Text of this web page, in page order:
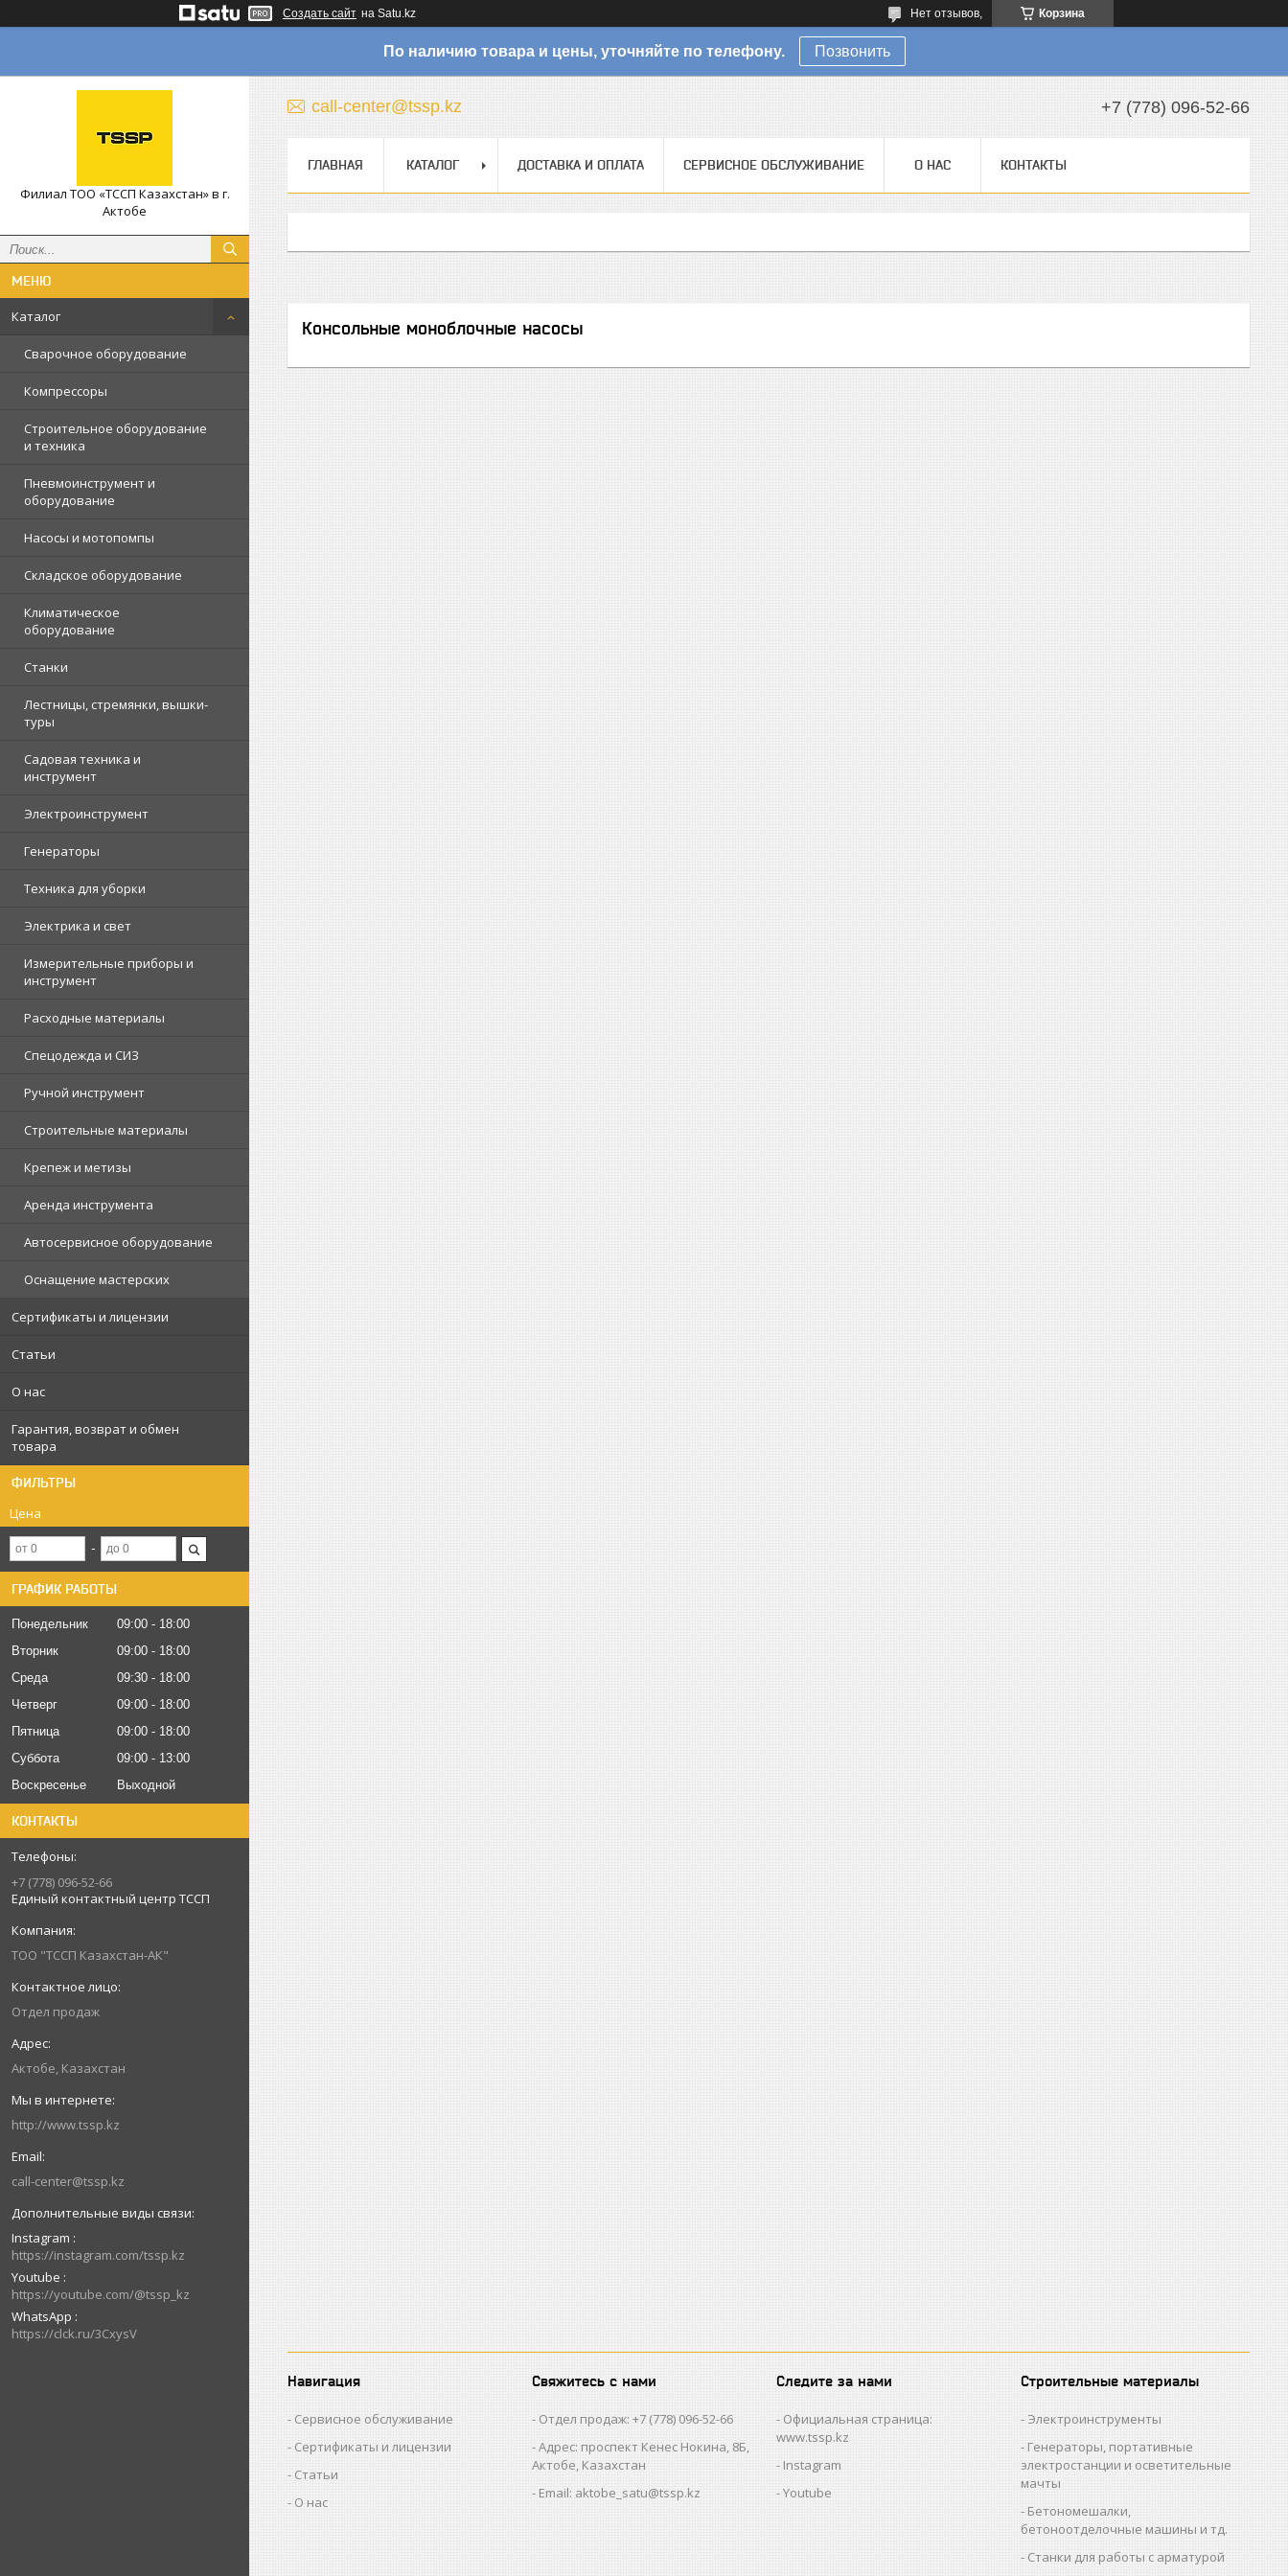
Создать сайт на Satu.kz Корзина
Нет отзывов,
По наличию товара и цены, уточняйте по телефону. Позвонить
Филиал ТОО «ТССП Казахстан» в г.
Актобе
Каталог
Сварочное оборудование
Компрессоры
Строительное оборудование
и техника
Пневмоинструмент и
оборудование
Насосы и мотопомпы
Складское оборудование
Климатическое
оборудование
Станки
Лестницы, стремянки, вышки-
туры
Садовая техника и
инструмент
Электроинструмент
Генераторы
Техника для уборки
Электрика и свет
Измерительные приборы и
инструмент
Расходные материалы
Спецодежда и СИЗ
Ручной инструмент
Строительные материалы
Крепеж и метизы
Аренда инструмента
Автосервисное оборудование
Оснащение мастерских
Сертификаты и лицензии
Статьи
О нас
Гарантия, возврат и обмен
товара
ФИЛЬТРЫ
Цена
ГРАФИК РАБОТЫ
Понедельник 09:00
18:00
Вторник
09:00
18:00
Среда
09:30
18:00
Четверг
09:00
18:00
Пятница
09:00
18:00
Суббота
09:00
13:00
Воскресенье
Выходной
КОНТАКТЫ
+7 (778) 096-52-66
Единый контактный центр ТССП
ТОО "ТССП Казахстан-АК"
Отдел продаж
Актобе, Казахстан
http://www.tssp.kz
call-center@tssp.kz
Instagram
https://instagram.com/tssp.kz
Youtube
https://youtube.com/@tssp_kz
WhatsApp
https://clck.ru/3CxysV
call-center@tssp.kz +7 (778) 096-52-66
ГЛАВНАЯ КАТАЛОГ ДОСТАВКА И ОПЛАТА СЕРВИСНОЕ ОБСЛУЖИВАНИЕ О НАС КОНТАКТЫ
Консольные моноблочные насосы
Навигация
Сервисное обслуживание
Сертификаты и лицензии
Статьи
О нас
Свяжитесь с нами
Отдел продаж: +7 (778) 096-52-66
Адрес: проспект Кенес Нокина, 8Б,
Актобе, Казахстан
Email: aktobe_satu@tssp.kz
Следите за нами
Официальная страница:
www.tssp.kz
Instagram
Youtube
Строительные материалы
Электроинструменты
Генераторы, портативные
электростанции и осветительные
мачты
Бетономешалки,
бетоноотделочные машины и тд.
Станки для работы с арматурой